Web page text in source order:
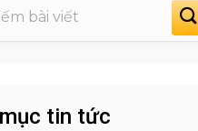
tin tức